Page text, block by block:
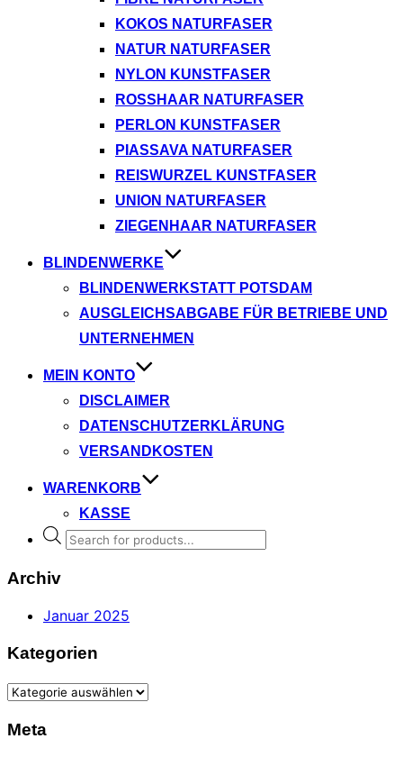
KOKOS NATURFASER
NATUR NATURFASER
NYLON KUNSTFASER
ROSSHAAR NATURFASER
PERLON KUNSTFASER
PIASSAVA NATURFASER
REISWURZEL KUNSTFASER
UNION NATURFASER
ZIEGENHAAR NATURFASER
BLINDENWERKE
BLINDENWERKSTATT POTSDAM
AUSGLEICHSABGABE FÜR BETRIEBE UND
UNTERNEHMEN
MEIN KONTO
DISCLAIMER
DATENSCHUTZERKLÄRUNG
VERSANDKOSTEN
WARENKORB
KASSE
Products
search
Archiv
Januar 2025
Kategorien
Kategorien
Meta